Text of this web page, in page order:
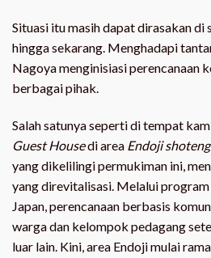
Situasi itu masih dapat dirasakan
hingga sekarang. Menghadapi
Nagoya menginisiasi perencanaan
berbagai pihak.
Salah satunya seperti di tempat
Guest Housedi area Endoji
yang dikelilingi permukiman ini,
yang direvitalisasi. Melalui
Japan, perencanaan berbasis
warga dan kelompok pedagang
luar lain. Kini, area Endoji mulai